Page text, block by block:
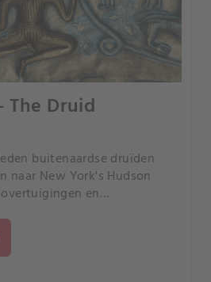
The Druid
buitenaardse druïden
naar New York's Hudson
en
uit de Ierse mythe?.